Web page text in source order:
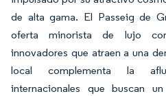
de alta gama. El Passeig de
oferta minorista de lujo con
innovadores que atraen a una
local complementa la
internacionales que buscan